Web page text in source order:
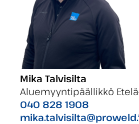
Mika Talvisilta
Aluemyyntipäällikkö
040 828 1908